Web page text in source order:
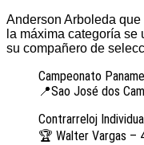
Anderson Arboleda
la máxima categoría
su compañero de
Campeonato
📍Sao José dos
Contrarreloj
🏆 Walter Vargas